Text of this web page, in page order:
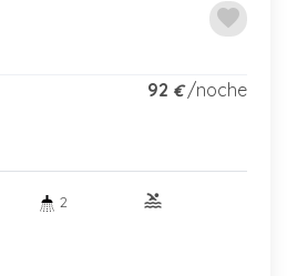
favorite
92 €/noche
2
pool